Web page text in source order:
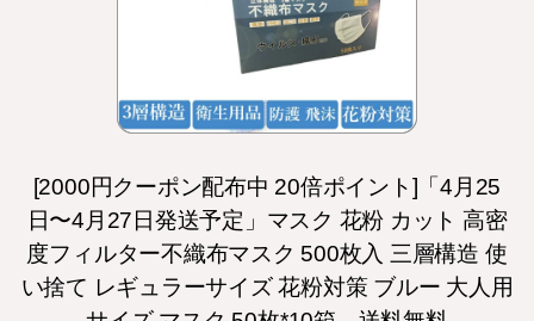
[2000円クーポン配布中 20倍ポイント]「4月25
日〜4月27日発送予定」マスク 花粉 カット 高密
度フィルター不織布マスク 500枚入 三層構造 使
い捨て レギュラーサイズ 花粉対策 ブルー 大人用